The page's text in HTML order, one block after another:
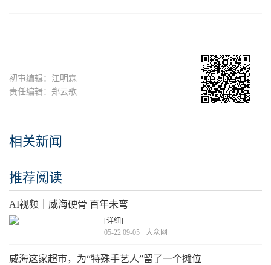
初审编辑：江明霖
责任编辑：郑云歌
相关新闻
推荐阅读
AI视频｜威海硬骨 百年未弯
[详细]
05-22 09-05
大众网
威海这家超市，为“特殊手艺人”留了一个摊位